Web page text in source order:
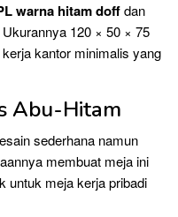
warna hitam doffdan
120 × 50 × 75
kantor minimalis yang
Abu-Hitam
sederhana namun
membuat meja ini
untuk meja kerja pribadi